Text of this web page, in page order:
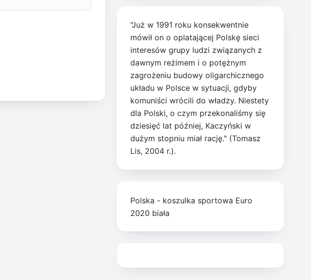
"Już w 1991 roku konsekwentnie
mówił on o oplatającej Polskę sieci
interesów grupy ludzi związanych z
dawnym reżimem i o potężnym
zagrożeniu budowy oligarchicznego
układu w Polsce w sytuacji, gdyby
komuniści wrócili do władzy. Niestety
dla Polski, o czym przekonaliśmy się
dziesięć lat później, Kaczyński w
dużym stopniu miał rację." (Tomasz
Lis, 2004 r.).
Polska - koszulka sportowa Euro
2020 biała